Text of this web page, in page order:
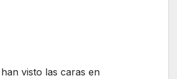
visto las caras en